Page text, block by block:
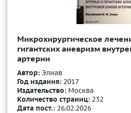
Микрохирургическое
гигантских аневризм
артерии
Автор: Элиав
Год издания: 2017
Издательство: Москва
Количество страниц: 232
Дата пост.: 26.02.2026